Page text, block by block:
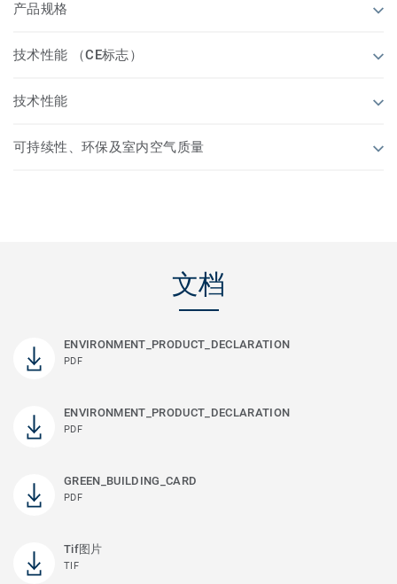
产品规格
技术性能 （CE标志）
技术性能
可持续性、环保及室内空气质量
文档
ENVIRONMENT_PRODUCT_DECLARATION
PDF
ENVIRONMENT_PRODUCT_DECLARATION
PDF
GREEN_BUILDING_CARD
PDF
Tif图片
TIF